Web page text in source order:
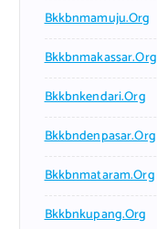
Bkkbnmamuju.org
Bkkbnmakassar.org
Bkkbnkendari.org
Bkkbndenpasar.org
Bkkbnmataram.org
Bkkbnkupang.org